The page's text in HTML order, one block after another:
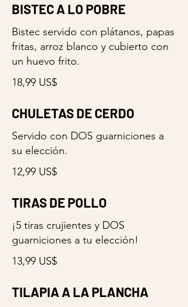
BISTEC A LO POBRE
Bistec servido con plátanos, papas
fritas, arroz blanco y cubierto con
un huevo frito.
18,99 US$
CHULETAS DE CERDO
Servido con DOS guarniciones a
su elección.
12,99 US$
TIRAS DE POLLO
¡5 tiras crujientes y DOS
guarniciones a tu elección!
13,99 US$
TILAPIA A LA PLANCHA